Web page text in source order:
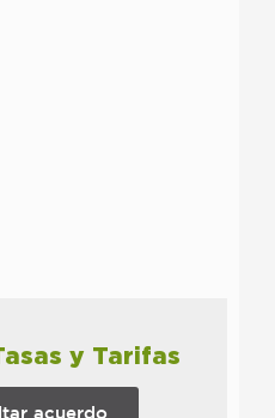
y Tarifas
acuerdo